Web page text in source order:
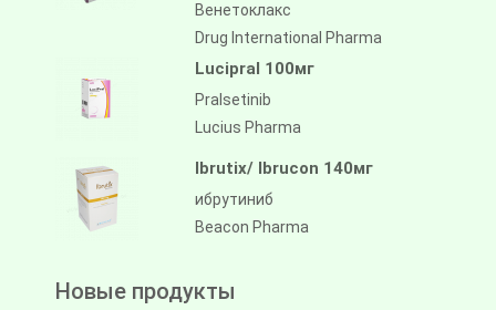
Венетоклакс
Drug International Pharma
Lucipral 100мг
Pralsetinib
Lucius Pharma
Ibrutix/ Ibrucon 140мг
ибрутиниб
Beacon Pharma
Новые продукты